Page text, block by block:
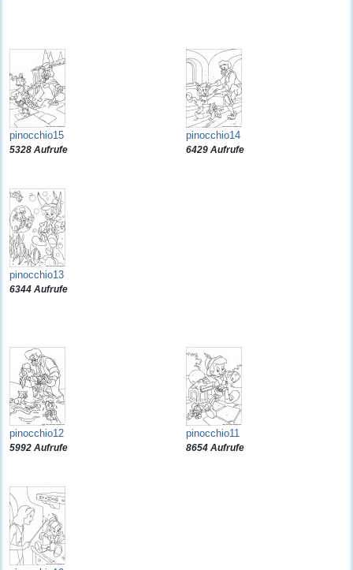
pinocchio15
5328 Aufrufe
pinocchio14
6429 Aufrufe
pinocchio13
6344 Aufrufe
pinocchio12
5992 Aufrufe
pinocchio11
8654 Aufrufe